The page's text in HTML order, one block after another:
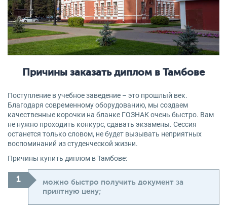
Причины заказать диплом в Тамбове
Поступление в учебное заведение – это прошлый век.
Благодаря современному оборудованию, мы создаем
качественные корочки на бланке ГОЗНАК очень быстро. Вам
не нужно проходить конкурс, сдавать экзамены. Сессия
останется только словом, не будет вызывать неприятных
воспоминаний из студенческой жизни.
Причины купить диплом в Тамбове:
можно быстро получить документ за
приятную цену;